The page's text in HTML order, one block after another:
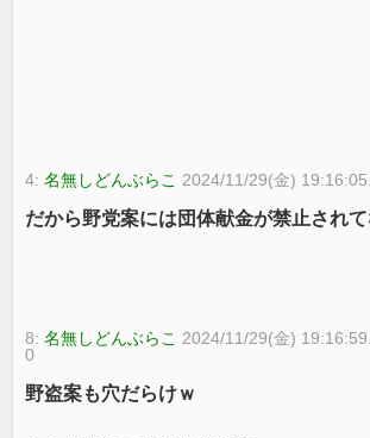
4:名無しどんぶらこ 2024/11/29(金)
だから野党案には団体献金が禁止され
8:名無しどんぶらこ 2024/11/29(金)
0
野盗案も穴だらけｗ